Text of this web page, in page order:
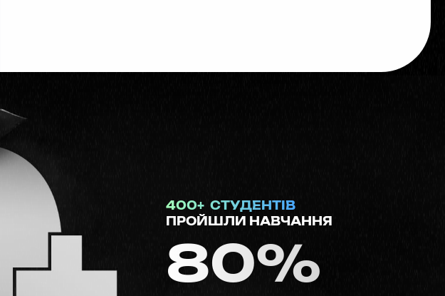
400+ СТУДЕНТІВ
ПРОЙШЛИ НАВЧАННЯ
80%